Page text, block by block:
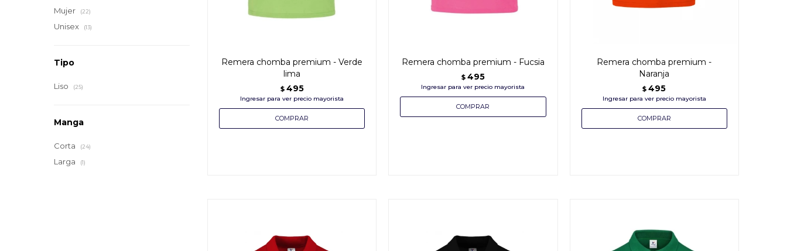
Remera chomba premium - Verde
lima
$ 495
Remera chomba premium - Fucsia
$ 495
Remera chomba premium -
Naranja
$ 495
Mujer (22)
Unisex (13)
Tipo
Liso (25)
Manga
Corta (24)
Larga (1)